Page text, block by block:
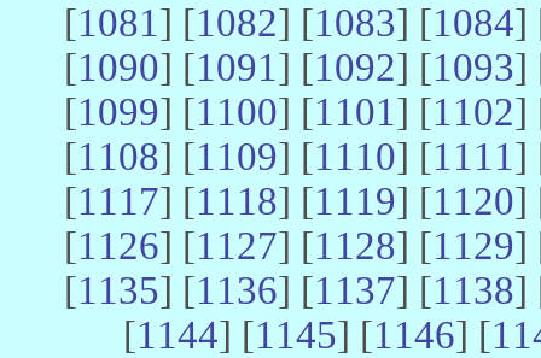
[1081] [1082] [1083] [1084]
[1090] [1091] [1092] [1093]
[1099] [1100] [1101] [1102]
[1108] [1109] [1110] [1111]
[1117] [1118] [1119] [1120]
[1126] [1127] [1128] [1129]
[1135] [1136] [1137] [1138]
[1144] [1145] [1146] [